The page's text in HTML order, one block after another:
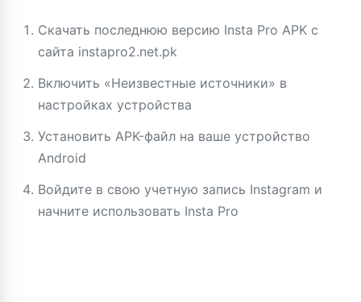
Скачать последнюю версию Insta Pro APK с
сайта instapro2.net.pk
Включить «Неизвестные источники» в
настройках устройства
Установить APK-файл на ваше устройство
Android
Войдите в свою учетную запись Instagram и
начните использовать Insta Pro